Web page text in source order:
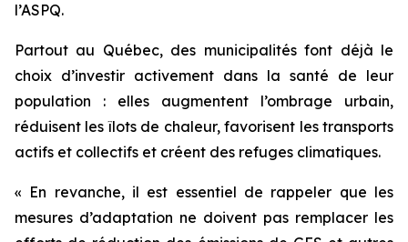
l’ASPQ.
Partout au Québec, des municipalités font déjà le
choix d’investir activement dans la santé de leur
population : elles augmentent l’ombrage urbain,
réduisent les îlots de chaleur, favorisent les transports
actifs et collectifs et créent des refuges climatiques.
« En revanche, il est essentiel de rappeler que les
mesures d’adaptation ne doivent pas remplacer les